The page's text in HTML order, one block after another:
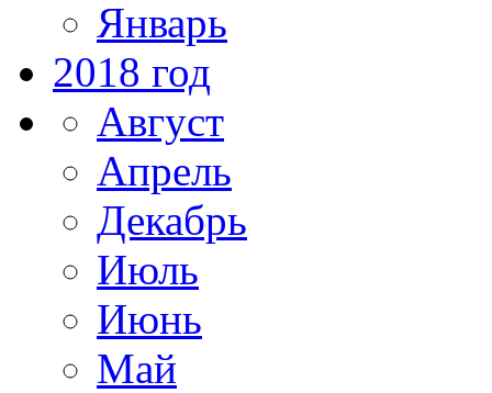
Январь
2018 год
Август
Апрель
Декабрь
Июль
Июнь
Май